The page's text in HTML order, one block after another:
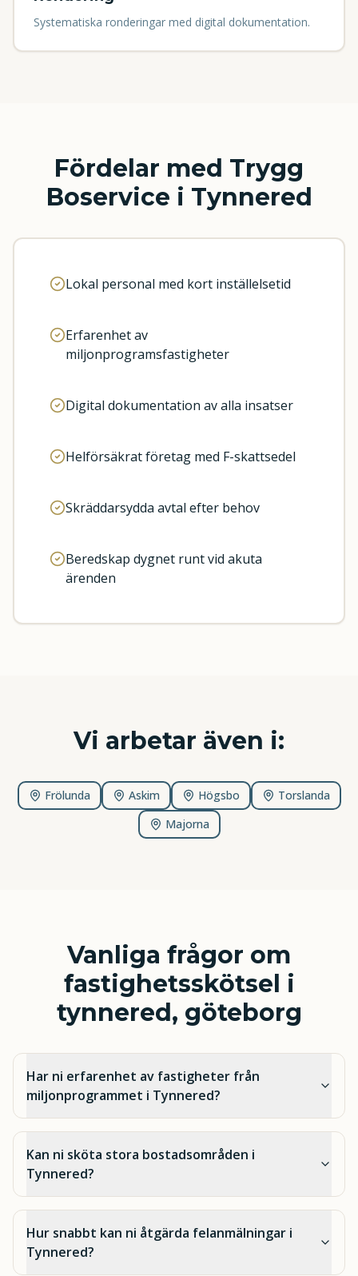
Systematiska ronderingar med digital dokumentation.
Fördelar med Trygg
Boservice i Tynnered
Lokal personal med kort inställelsetid
Erfarenhet av
miljonprogramsfastigheter
Digital dokumentation av alla insatser
Helförsäkrat företag med F-skattsedel
Skräddarsydda avtal efter behov
Beredskap dygnet runt vid akuta
ärenden
Vi arbetar även i:
Frölunda Askim Högsbo
Torslanda
Majorna
Vanliga frågor om
fastighetsskötsel i
tynnered, göteborg
Har ni erfarenhet av fastigheter från
miljonprogrammet i Tynnered?
Kan ni sköta stora bostadsområden i
Tynnered?
Hur snabbt kan ni åtgärda felanmälningar i
Tynnered?